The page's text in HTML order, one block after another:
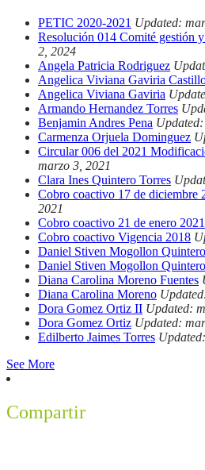
PETIC 2020-2021 Updated:
Resolución 014 Comité gestión
2, 2024
Angela Patricia Rodriguez
Angelica Viviana Gaviria
Angelica Viviana Gaviria
Armando Hernandez Torres
Benjamin Andres Pena
Carmenza Orjuela Dominguez
Circular 006 del 2021
marzo 3, 2021
Clara Ines Quintero Torres
Cobro coactivo 17 de diciembre
2021
Cobro coactivo 21 de enero 2021
Cobro coactivo Vigencia 2018
Daniel Stiven Mogollon
Daniel Stiven Mogollon Quintero
Diana Carolina Moreno Fuentes
Diana Carolina Moreno
Dora Gomez Ortiz II Updated:
Dora Gomez Ortiz Updated:
Edilberto Jaimes Torres
See More
Compartir